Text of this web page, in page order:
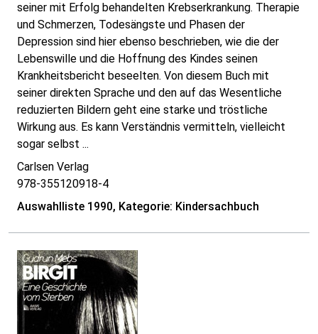
seiner mit Erfolg behandelten Krebserkrankung. Therapie
und Schmerzen, Todesängste und Phasen der
Depression sind hier ebenso beschrieben, wie die der
Lebenswille und die Hoffnung des Kindes seinen
Krankheitsbericht beseelten. Von diesem Buch mit
seiner direkten Sprache und den auf das Wesentliche
reduzierten Bildern geht eine starke und tröstliche
Wirkung aus. Es kann Verständnis vermitteln, vielleicht
sogar selbst ...
Carlsen Verlag
978-355120918-4
Auswahlliste 1990, Kategorie: Kindersachbuch